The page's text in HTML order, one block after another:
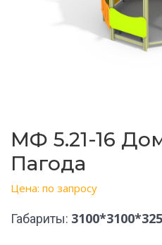
МФ 5.21-16
Пагода
Цена: по запросу
Габариты: